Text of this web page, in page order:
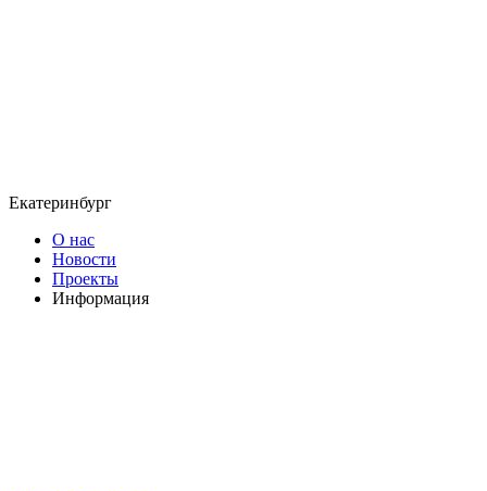
Екатеринбург
О нас
Новости
Проекты
Информация